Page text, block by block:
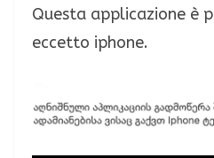
Questa applicazione è
eccetto iphone.